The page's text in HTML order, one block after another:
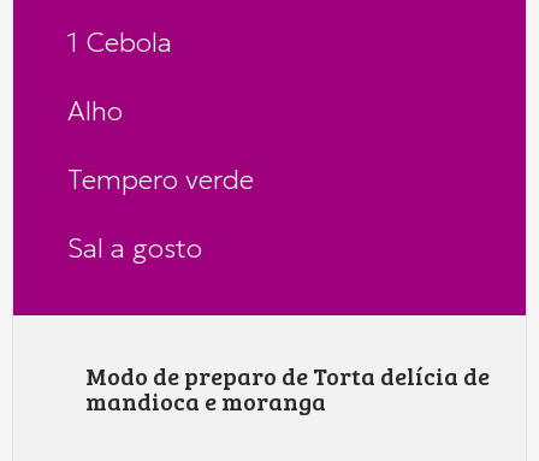
1 Cebola
Alho
Tempero verde
Sal a gosto
Modo de preparo de Torta delícia de
mandioca e moranga